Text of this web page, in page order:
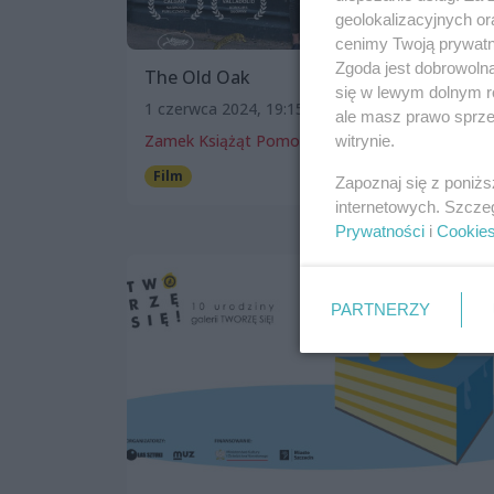
The Old Oak
1 czerwca 2024, 19:15
Zamek Książąt Pomorskich w Szczecinie
Film Patronat wSzczecinie.pl
geolokalizacyjnych
cenimy Twoją
Zgoda jest
się w lewym dolnym
ale masz prawo
witrynie.
Zapoznaj się z
internetowych.
Prywatności i Cookies
PARTNERZY